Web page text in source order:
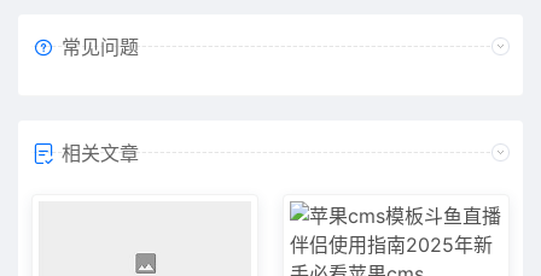
常见问题
相关文章